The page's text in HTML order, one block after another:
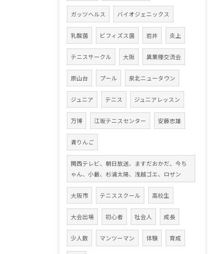
ガッツヘルス バイオジェニックス
乳酸菌 ビフィズス菌 岩井 炎上
テニスサークル 大阪 異業種交流会
原山台 プール 泉北ニュータウン
ジュニア テニス ジュニアレッスン
万博 江坂テニスセンター 安藤忠雄
青りんご
関西テレビ、朝日放送、ますだおかだ、今ち
ゃん、小藪、杉浦太陽、浅越ゴエ、ロザン
大阪市 テニススクール 高校生
大会出場 初心者 社会人 成長
少人数 マンツーマン 体験 育成